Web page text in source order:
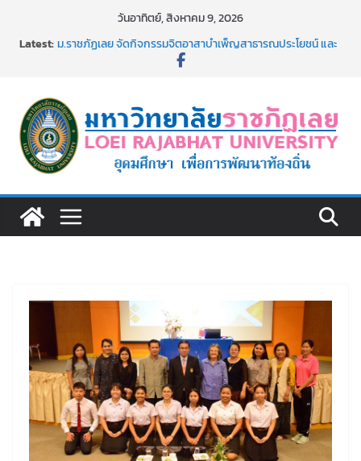
วันอาทิตย์, สิงหาคม 9, 2026
Latest:ม.ราชภัฏเลย จัดกิจกรรมจิตอาสาบำเพ็ญสาธารณประโยชน์ และ
เงินรายได้
ม.ราชภัฏเลย จัดมหกรรมวิชาการ เปิดบ้าน LRU ครั้งที่ 4 เปิดให้
นักเรียนมัธยมปลายค้นหาสาขาวิชาในฝัน สู่อนาคตที่ใช่
อธิการบดี มรภ.เลย ร่วมประชุมชี้แจงกับคณะอนุกรรมาธิการ
ประจำปีงบประมาณ พ.ศ. 2570
๑,๙๗๒ ชุด โดยวิธีเฉพาะเจาะจง